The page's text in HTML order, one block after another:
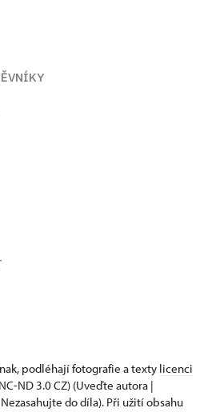
podléhají fotografie a texty licenci
ND 3.0 CZ) (Uveďte autora |
do díla). Při užití obsahu